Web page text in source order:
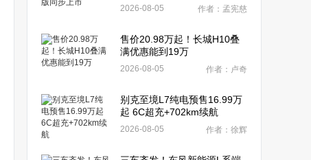
2026-08-05 作者：孟宪慈
售价20.98万起！长城H10叠
满优惠能到19万
2026-08-05 作者：卢奇
别克至境L7纯电预售16.99万
起 6C超充+702km续航
2026-08-05 作者：徐辉